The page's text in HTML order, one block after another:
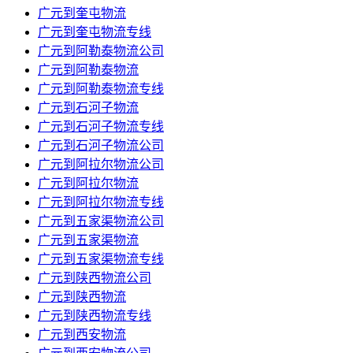
广元到奎屯物流
广元到奎屯物流专线
广元到阿勒泰物流公司
广元到阿勒泰物流
广元到阿勒泰物流专线
广元到石河子物流
广元到石河子物流专线
广元到石河子物流公司
广元到阿拉尔物流公司
广元到阿拉尔物流
广元到阿拉尔物流专线
广元到五家渠物流公司
广元到五家渠物流
广元到五家渠物流专线
广元到陕西物流公司
广元到陕西物流
广元到陕西物流专线
广元到西安物流